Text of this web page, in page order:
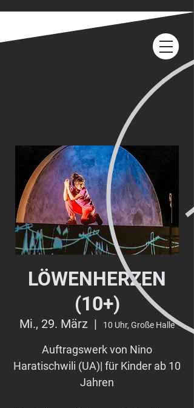
LÖWENHERZEN
(10+)
Mi., 29. März
  |
10 Uhr, Große Halle
Auftragswerk von Nino
Haratischwili (UA)| für Kinder ab 10
Jahren